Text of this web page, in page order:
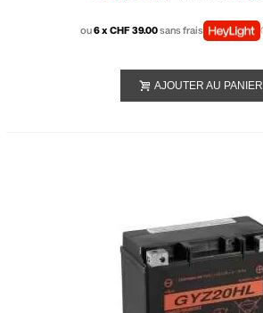
ou6 x CHF 39.00sans frais
AJOUTER AU PANIER